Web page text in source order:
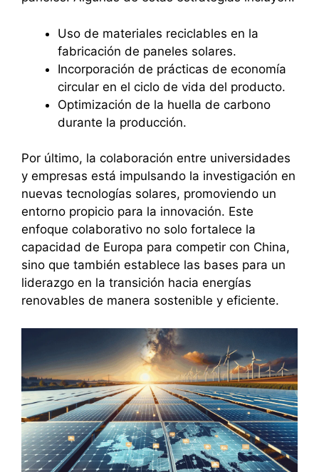
Uso de materiales reciclables en la
fabricación de paneles solares.
Incorporación de prácticas de economía
circular en el ciclo de vida del producto.
Optimización de la huella de carbono
durante la producción.
Por último, la colaboración entre universidades
y empresas está impulsando la investigación en
nuevas tecnologías solares, promoviendo un
entorno propicio para la innovación. Este
enfoque colaborativo no solo fortalece la
capacidad de Europa para competir con China,
sino que también establece las bases para un
liderazgo en la transición hacia energías
renovables de manera sostenible y eficiente.